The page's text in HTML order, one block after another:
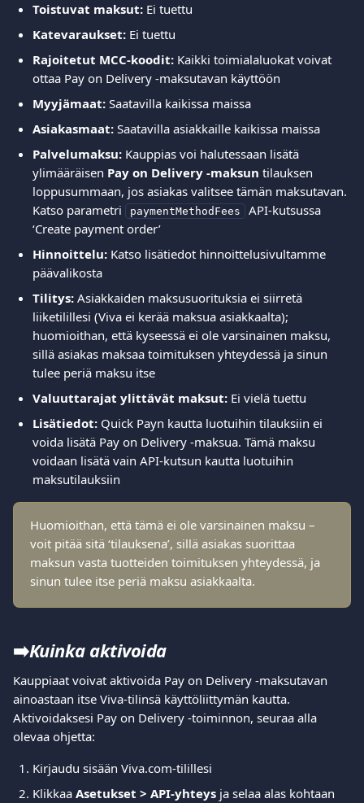
Toistuvat maksut: Ei tuettu
Katevaraukset: Ei tuettu
Rajoitetut MCC-koodit: Kaikki toimialaluokat voivat
ottaa Pay on Delivery -maksutavan käyttöön
Myyjämaat: Saatavilla kaikissa maissa
Asiakasmaat: Saatavilla asiakkaille kaikissa maissa
Palvelumaksu: Kauppias voi halutessaan lisätä
ylimääräisen Pay on Delivery -maksun tilauksen
loppusummaan, jos asiakas valitsee tämän maksutavan.
Katso parametri
paymentMethodFees
API-kutsussa
‘Create payment order’
Hinnoittelu: Katso lisätiedot hinnoittelusivultamme
päävalikosta
Tilitys: Asiakkaiden maksusuorituksia ei siirretä
liiketilillesi (Viva ei kerää maksua asiakkaalta);
huomioithan, että kyseessä ei ole varsinainen maksu,
sillä asiakas maksaa toimituksen yhteydessä ja sinun
tulee periä maksu itse
Valuuttarajat ylittävät maksut: Ei vielä tuettu
Lisätiedot: Quick Payn kautta luotuihin tilauksiin ei
voida lisätä Pay on Delivery -maksua. Tämä maksu
voidaan lisätä vain API-kutsun kautta luotuihin
maksutilauksiin
Huomioithan, että tämä ei ole varsinainen maksu –
voit pitää sitä ‘tilauksena’, sillä asiakas suorittaa
maksun vasta tuotteiden toimituksen yhteydessä, ja
sinun tulee itse periä maksu asiakkaalta.
➡️Kuinka aktivoida
Kauppiaat voivat aktivoida Pay on Delivery -maksutavan
ainoastaan itse Viva-tilinsä käyttöliittymän kautta.
Aktivoidaksesi Pay on Delivery -toiminnon, seuraa alla
olevaa ohjetta:
Kirjaudu sisään Viva.com-tilillesi
Klikkaa Asetukset > API-yhteys ja selaa alas kohtaan